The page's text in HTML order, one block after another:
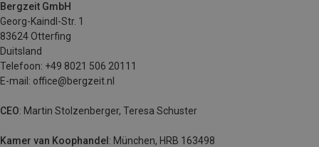
Bergzeit GmbH
Georg-Kaindl-Str. 1
83624 Otterfing
Duitsland
Telefoon: +49 8021 506 20111
E-mail: office@bergzeit.nl
CEO: Martin Stolzenberger, Teresa Schuster
Kamer van Koophandel : München, HRB 163498